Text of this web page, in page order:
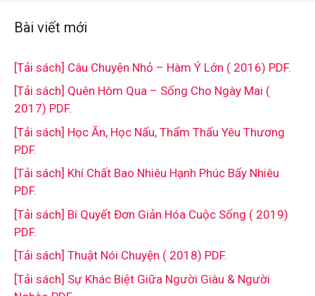
Bài viết mới
[Tải sách] Câu Chuyện Nhỏ – Hàm Ý Lớn ( 2016) PDF.
[Tải sách] Quên Hôm Qua – Sống Cho Ngày Mai (
2017) PDF.
[Tải sách] Học Ăn, Học Nấu, Thẩm Thấu Yêu Thương
PDF.
[Tải sách] Khí Chất Bao Nhiêu Hạnh Phúc Bấy Nhiêu
PDF.
[Tải sách] Bí Quyết Đơn Giản Hóa Cuộc Sống ( 2019)
PDF.
[Tải sách] Thuật Nói Chuyện ( 2018) PDF.
[Tải sách] Sự Khác Biệt Giữa Người Giàu & Người